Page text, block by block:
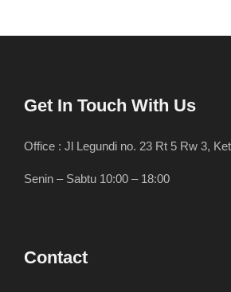
Get In Touch With Us
Office : Jl Legundi no. 23 Rt 5 Rw 3,
Senin – Sabtu 10:00 – 18:00
Contact